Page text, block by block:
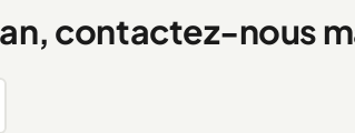
contactez-nous